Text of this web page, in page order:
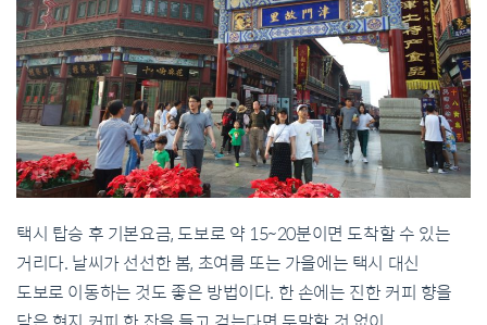
택시 탑승 후 기본요금, 도보로 약 15~20분이면 도착할 수 있는
거리다. 날씨가 선선한 봄, 초여름 또는 가을에는 택시 대신
도보로 이동하는 것도 좋은 방법이다. 한 손에는 진한 커피 향을